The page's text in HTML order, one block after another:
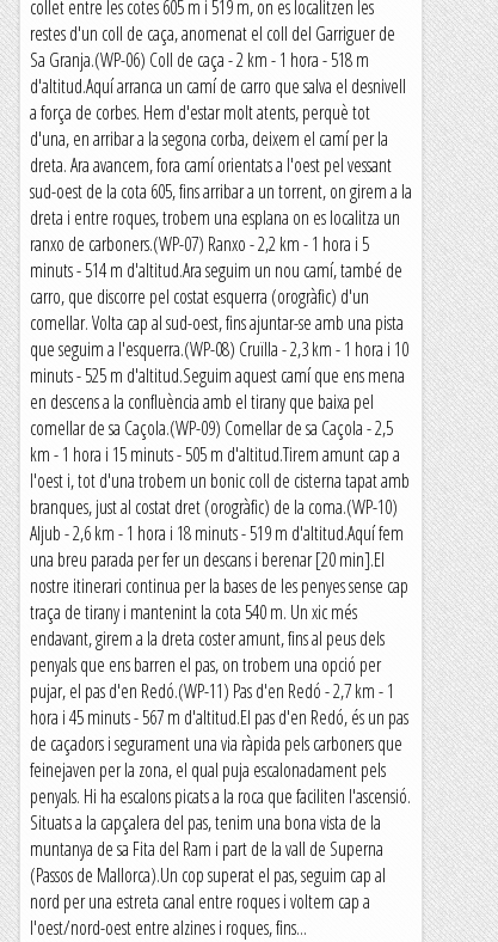
collet entre les cotes 605 m i 519 m, on es localitzen les
restes d'un coll de caça, anomenat el coll del Garriguer de
Sa Granja.(WP-06) Coll de caça - 2 km - 1 hora - 518 m
d'altitud.Aquí arranca un camí de carro que salva el desnivell
a força de corbes. Hem d'estar molt atents, perquè tot
d'una, en arribar a la segona corba, deixem el camí per la
dreta. Ara avancem, fora camí orientats a l'oest pel vessant
sud-oest de la cota 605, fins arribar a un torrent, on girem a la
dreta i entre roques, trobem una esplana on es localitza un
ranxo de carboners.(WP-07) Ranxo - 2,2 km - 1 hora i 5
minuts - 514 m d'altitud.Ara seguim un nou camí, també de
carro, que discorre pel costat esquerra (orogràfic) d'un
comellar. Volta cap al sud-oest, fins ajuntar-se amb una pista
que seguim a l'esquerra.(WP-08) Cruïlla - 2,3 km - 1 hora i 10
minuts - 525 m d'altitud.Seguim aquest camí que ens mena
en descens a la confluència amb el tirany que baixa pel
comellar de sa Caçola.(WP-09) Comellar de sa Caçola - 2,5
km - 1 hora i 15 minuts - 505 m d'altitud.Tirem amunt cap a
l'oest i, tot d'una trobem un bonic coll de cisterna tapat amb
branques, just al costat dret (orogràfic) de la coma.(WP-10)
Aljub - 2,6 km - 1 hora i 18 minuts - 519 m d'altitud.Aquí fem
una breu parada per fer un descans i berenar [20 min].El
nostre itinerari continua per la bases de les penyes sense cap
traça de tirany i mantenint la cota 540 m. Un xic més
endavant, girem a la dreta coster amunt, fins al peus dels
penyals que ens barren el pas, on trobem una opció per
pujar, el pas d'en Redó.(WP-11) Pas d'en Redó - 2,7 km - 1
hora i 45 minuts - 567 m d'altitud.El pas d'en Redó, és un pas
de caçadors i segurament una via ràpida pels carboners que
feinejaven per la zona, el qual puja escalonadament pels
penyals. Hi ha escalons picats a la roca que faciliten l'ascensió.
Situats a la capçalera del pas, tenim una bona vista de la
muntanya de sa Fita del Ram i part de la vall de Superna
(Passos de Mallorca).Un cop superat el pas, seguim cap al
nord per una estreta canal entre roques i voltem cap a
l'oest/nord-oest entre alzines i roques, fins...